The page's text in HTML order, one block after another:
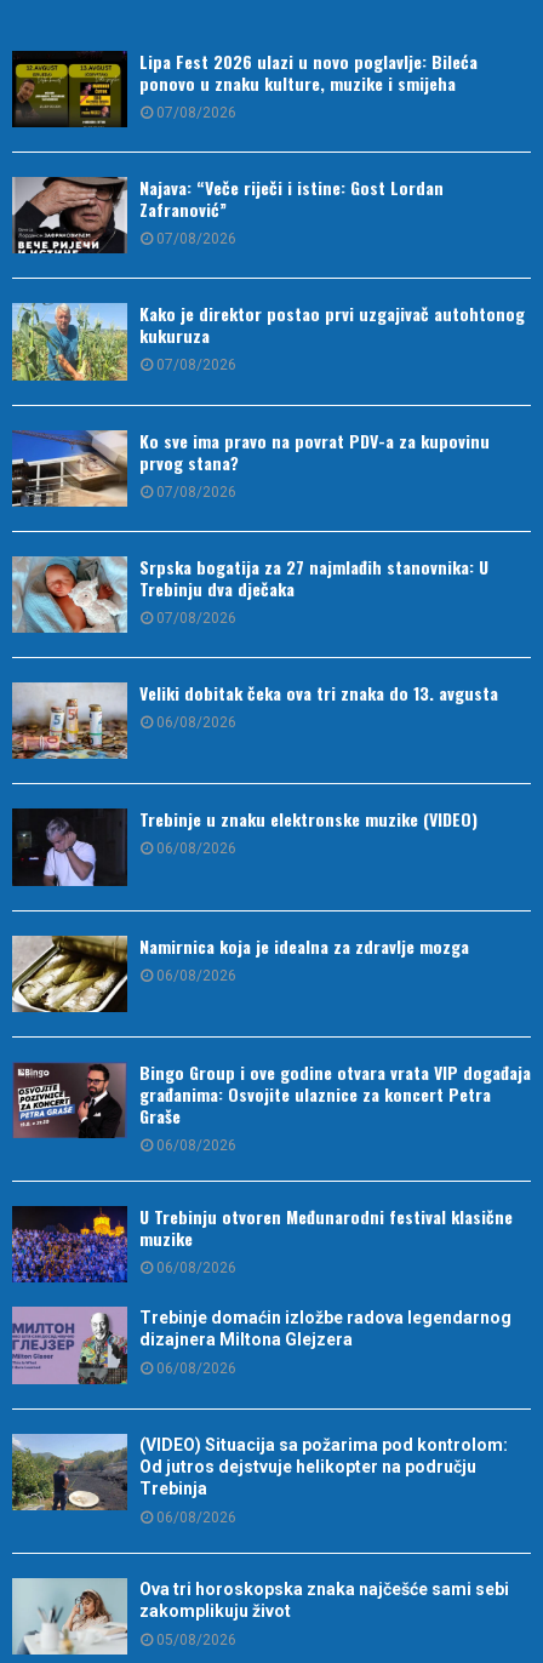
Lipa Fest 2026 ulazi u novo poglavlje: Bileća
ponovo u znaku kulture, muzike i smijeha
07/08/2026
Najava: “Veče riječi i istine: Gost Lordan
Zafranović”
07/08/2026
Kako je direktor postao prvi uzgajivač autohtonog
kukuruza
07/08/2026
Ko sve ima pravo na povrat PDV-a za kupovinu
prvog stana?
07/08/2026
Srpska bogatija za 27 najmlađih stanovnika: U
Trebinju dva dječaka
07/08/2026
Veliki dobitak čeka ova tri znaka do 13. avgusta
06/08/2026
Trebinje u znaku elektronske muzike (VIDEO)
06/08/2026
Namirnica koja je idealna za zdravlje mozga
06/08/2026
Bingo Group i ove godine otvara vrata VIP događaja
građanima: Osvojite ulaznice za koncert Petra
Graše
06/08/2026
U Trebinju otvoren Međunarodni festival klasične
muzike
06/08/2026
Trebinje domaćin izložbe radova legendarnog
dizajnera Miltona Glejzera
06/08/2026
(VIDEO) Situacija sa požarima pod kontrolom:
Od jutros dejstvuje helikopter na području
Trebinja
06/08/2026
Ova tri horoskopska znaka najčešće sami sebi
zakomplikuju život
05/08/2026